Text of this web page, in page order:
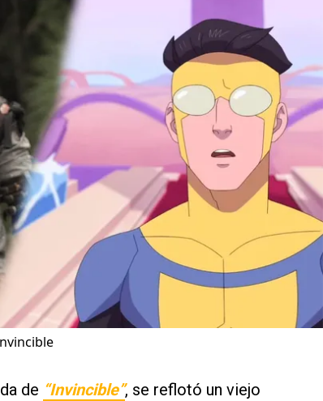
de “Invincible”, se reflotó un viejo